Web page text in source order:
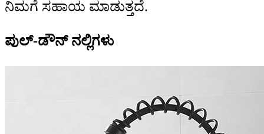
ನಿಮಗೆ ಸಹಾಯ ಮಾಡುತ್ತದೆ.
ಪುಲ್-ಡೌನ್ ನಲ್ಲಿಗಳು